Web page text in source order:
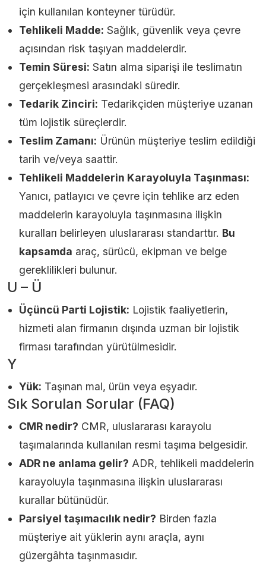
için kullanılan konteyner türüdür.
Tehlikeli Madde: Sağlık, güvenlik veya çevre
açısından risk taşıyan maddelerdir.
Temin Süresi: Satın alma siparişi ile teslimatın
gerçekleşmesi arasındaki süredir.
Tedarik Zinciri: Tedarikçiden müşteriye uzanan
tüm lojistik süreçlerdir.
Teslim Zamanı: Ürünün müşteriye teslim edildiği
tarih ve/veya saattir.
Tehlikeli Maddelerin Karayoluyla Taşınması:
Yanıcı, patlayıcı ve çevre için tehlike arz eden
maddelerin karayoluyla taşınmasına ilişkin
kuralları belirleyen uluslararası standarttır. Bu
kapsamda araç, sürücü, ekipman ve belge
gereklilikleri bulunur.
U – Ü
Üçüncü Parti Lojistik: Lojistik faaliyetlerin,
hizmeti alan firmanın dışında uzman bir lojistik
firması tarafından yürütülmesidir.
Y
Yük: Taşınan mal, ürün veya eşyadır.
Sık Sorulan Sorular (FAQ)
CMR nedir? CMR, uluslararası karayolu
taşımalarında kullanılan resmi taşıma belgesidir.
ADR ne anlama gelir? ADR, tehlikeli maddelerin
karayoluyla taşınmasına ilişkin uluslararası
kurallar bütünüdür.
Parsiyel taşımacılık nedir? Birden fazla
müşteriye ait yüklerin aynı araçla, aynı
güzergâhta taşınmasıdır.